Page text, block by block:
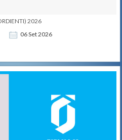
06Set2026
2026